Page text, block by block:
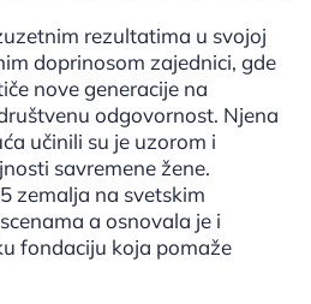
rezultatima u svojoj
doprinosom zajednici, gde
nove generacije na
odgovornost. Njena
učinili su je uzorom i
savremene žene.
zemalja na svetskim
a osnovala je i
fondaciju koja pomaže